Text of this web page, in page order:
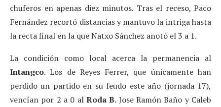
chuferos en apenas diez minutos. Tras el receso, Paco
Fernández recortó distancias y mantuvo la intriga hasta
la recta final en la que Natxo Sánchez anotó el 3 a 1.
La condición como local acerca la permanencia al
Intangco. Los de Reyes Ferrer, que únicamente han
perdido un partido en su feudo este año (jornada 17),
vencían por 2 a 0 al Roda B. Jose Ramón Baño y Caleb